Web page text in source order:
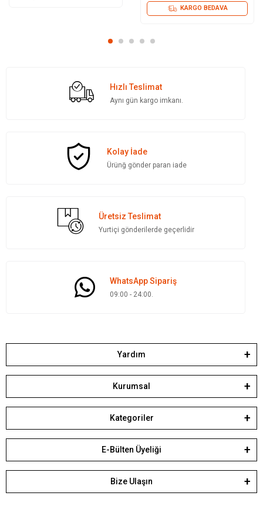
KARGO BEDAVA
Hızlı Teslimat
Aynı gün kargo imkanı.
Kolay İade
Ürünğ gönder paran iade
Üretsiz Teslimat
Yurtiçi gönderilerde geçerlidir
WhatsApp Sipariş
09:00 - 24:00.
Yardım
Kurumsal
Kategoriler
E-Bülten Üyeliği
Bize Ulaşın